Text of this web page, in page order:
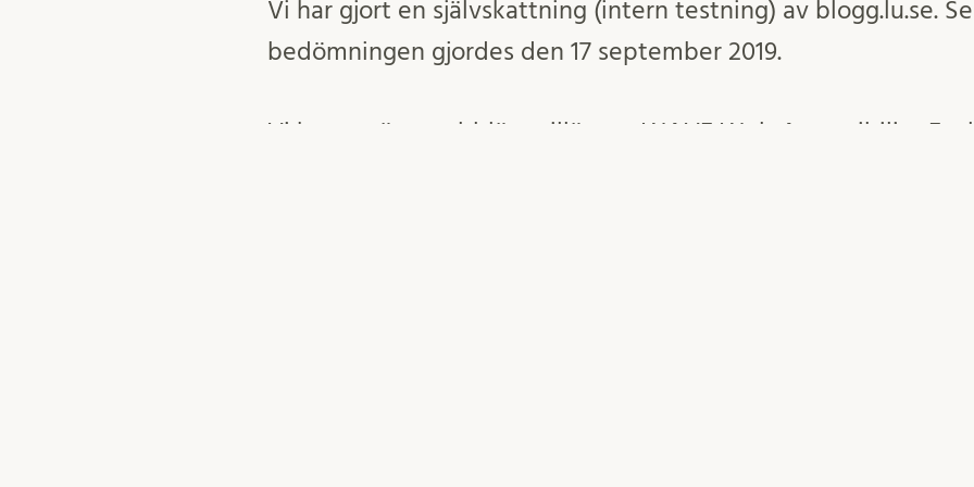
Vi har gjort en självskattning (intern testning) av blogg.lu.se.
bedömningen gjordes den 17 september 2019.
Vi har använt webbläsartillägget WAVE Web Accessibility